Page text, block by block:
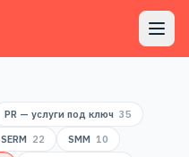
PR — услуги под ключ 35
SERM 22 SMM 10